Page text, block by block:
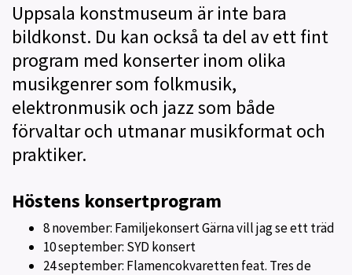
Uppsala konstmuseum är inte bara
bildkonst. Du kan också ta del av ett fint
program med konserter inom olika
musikgenrer som folkmusik,
elektronmusik och jazz som både
förvaltar och utmanar musikformat och
praktiker.
Höstens konsertprogram
8 november: Familjekonsert Gärna vill jag se ett träd
10 september: SYD konsert
24 september: Flamencokvaretten feat. Tres de